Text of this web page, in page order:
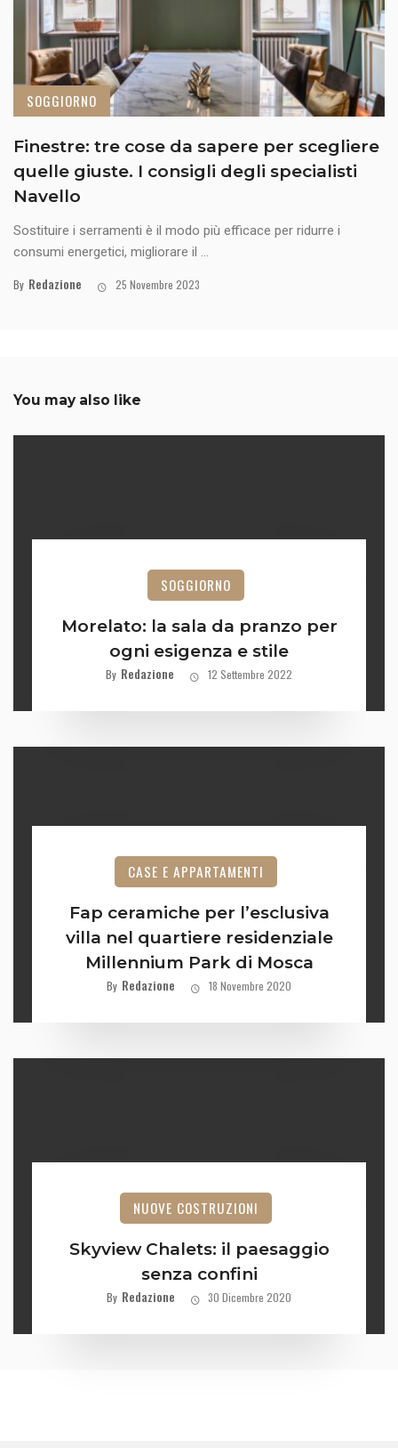
SOGGIORNO
Finestre: tre cose da sapere per scegliere
quelle giuste. I consigli degli specialisti
Navello
Sostituire i serramenti è il modo più efficace per ridurre i
consumi energetici, migliorare il ...
By Redazione 25 Novembre 2023
You may also like
SOGGIORNO
Morelato: la sala da pranzo per
ogni esigenza e stile
By Redazione 12 Settembre 2022
CASE E APPARTAMENTI
Fap ceramiche per l’esclusiva
villa nel quartiere residenziale
Millennium Park di Mosca
By Redazione 18 Novembre 2020
NUOVE COSTRUZIONI
Skyview Chalets: il paesaggio
senza confini
By Redazione 30 Dicembre 2020